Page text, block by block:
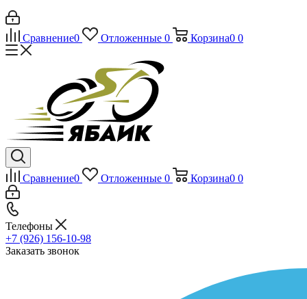
Сравнение0 Отложенные 0 Корзина0 0
Сравнение0 Отложенные 0 Корзина0 0
Телефоны
+7 (926) 156-10-98
Заказать звонок